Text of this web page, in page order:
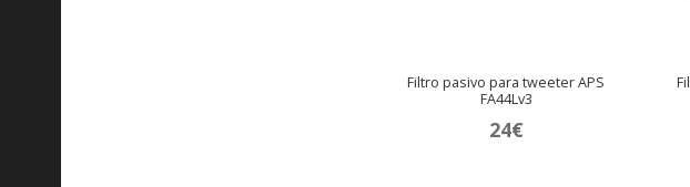
Filtro pasivo para tweeter APS
FA44Lv3
24€